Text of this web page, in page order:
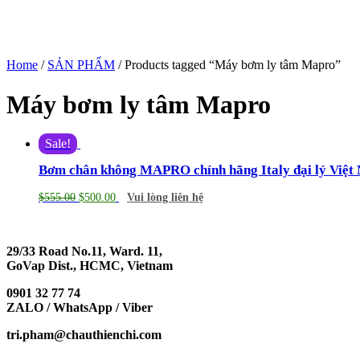
Home / SẢN PHẨM / Products tagged “Máy bơm ly tâm Mapro”
Máy bơm ly tâm Mapro
Sale!
Bơm chân không MAPRO chính hãng Italy đại lý Việt
$555.00 $500.00 Vui lòng liên hệ
29/33 Road No.11, Ward. 11,
GoVap Dist., HCMC, Vietnam
0901 32 77 74
ZALO / WhatsApp / Viber
tri.pham@chauthienchi.com